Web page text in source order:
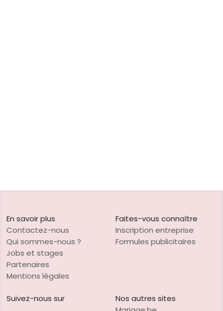
En savoir plus
Contactez-nous
Qui sommes-nous ?
Jobs et stages
Partenaires
Mentions légales
Faites-vous connaître
Inscription entreprise
Formules publicitaires
Suivez-nous sur
Nos autres sites